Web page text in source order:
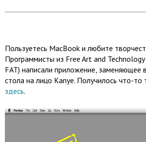
Пользуетесь MacBook и любите
Программисты из Free Art and
FAT) написали приложение, заменяющее
стола на лицо Kanye. Получилось что-то
здесь.